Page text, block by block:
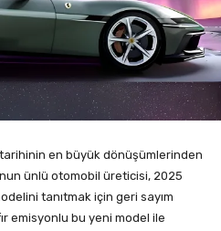
en büyük dönüşümlerinden
ünlü otomobil üreticisi, 2025
tanıtmak için geri sayım
emisyonlu bu yeni model ile